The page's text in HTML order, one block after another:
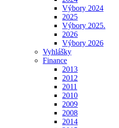
Výbory 2024
2025
Výbory 2025.
2026
Výbory 2026
Vyhlášky
Finance
2013
2012
2011
2010
2009
2008
2014